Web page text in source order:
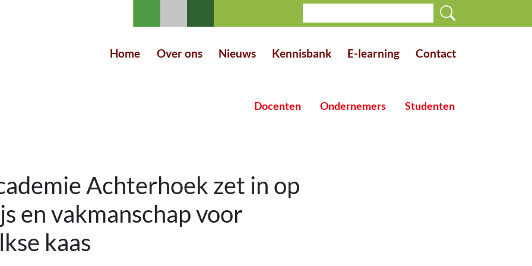
Home Over ons Nieuws Kennisbank E-learning Contact
Docenten Ondernemers Studenten
Achterhoek zet in op
en vakmanschap voor
kaas